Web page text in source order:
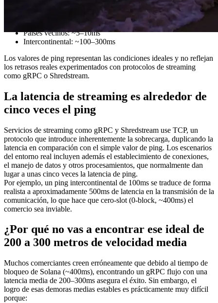
Dentro del mismo centro de datos: ~0.3ms
Dentro de la misma ciudad: ~1ms
Países vecinos: ~5–10ms
Intercontinental: ~100–300ms
Los valores de ping representan las condiciones ideales y no reflejan
los retrasos reales experimentados con protocolos de streaming
como gRPC o Shredstream.
La latencia de streaming es alrededor de
cinco veces el ping
Servicios de streaming como gRPC y Shredstream use TCP, un
protocolo que introduce inherentemente la sobrecarga, duplicando la
latencia en comparación con el simple valor de ping. Los escenarios
del entorno real incluyen además el establecimiento de conexiones,
el manejo de datos y otros procesamientos, que normalmente dan
lugar a unas cinco veces la latencia de ping.
Por ejemplo, un ping intercontinental de 100ms se traduce de forma
realista a aproximadamente 500ms de latencia en la transmisión de la
comunicación, lo que hace que cero-slot (0-block, ~400ms) el
comercio sea inviable.
¿Por qué no vas a encontrar ese ideal de
200 a 300 metros de velocidad media
Muchos comerciantes creen erróneamente que debido al tiempo de
bloqueo de Solana (~400ms), encontrando un gRPC flujo con una
latencia media de 200–300ms asegura el éxito. Sin embargo, el
logro de esas demoras medias estables es prácticamente muy difícil
porque: